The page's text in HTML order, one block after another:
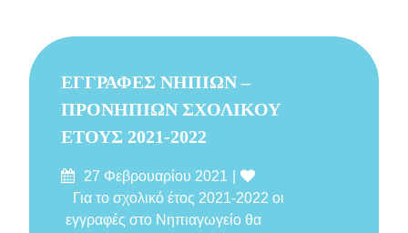
ΕΓΓΡΑΦΕΣ ΝΗΠΙΩΝ –
ΠΡΟΝΗΠΙΩΝ ΣΧΟΛΙΚΟΥ
ΕΤΟΥΣ 2021-2022
Δημοσιεύτηκε
στις
27 Φεβρουαρίου 2021
Likes
Για το σχολικό έτος 2021-2022 οι
εγγραφές στο Νηπιαγωγείο θα